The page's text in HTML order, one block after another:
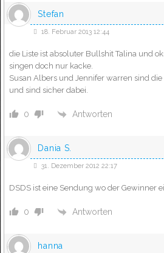
Stefan
18. Februar 2013 12:44
die Liste ist absoluter Bullshit Talina und
singen doch nur kacke.
Susan Albers und Jennifer warren sind
und sind sicher dabei.
0 Antworten
Dania S.
31. Dezember 2012 22:17
DSDS ist eine Sendung wo der Gewinner
0 Antworten
hanna